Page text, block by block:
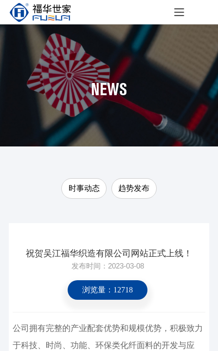
NEWS
时事动态 趋势发布
祝贺吴江福华织造有限公司网站正式上线！
发布时间：2023-03-08
浏览量：12718
公司拥有完整的产业配套优势和规模优势，积极致力
于科技、时尚、功能、环保类化纤面料的开发与应